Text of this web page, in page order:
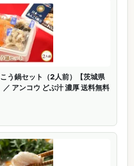
う鍋セット（2人前）【茨城県
アンコウ どぶ汁 濃厚 送料無料